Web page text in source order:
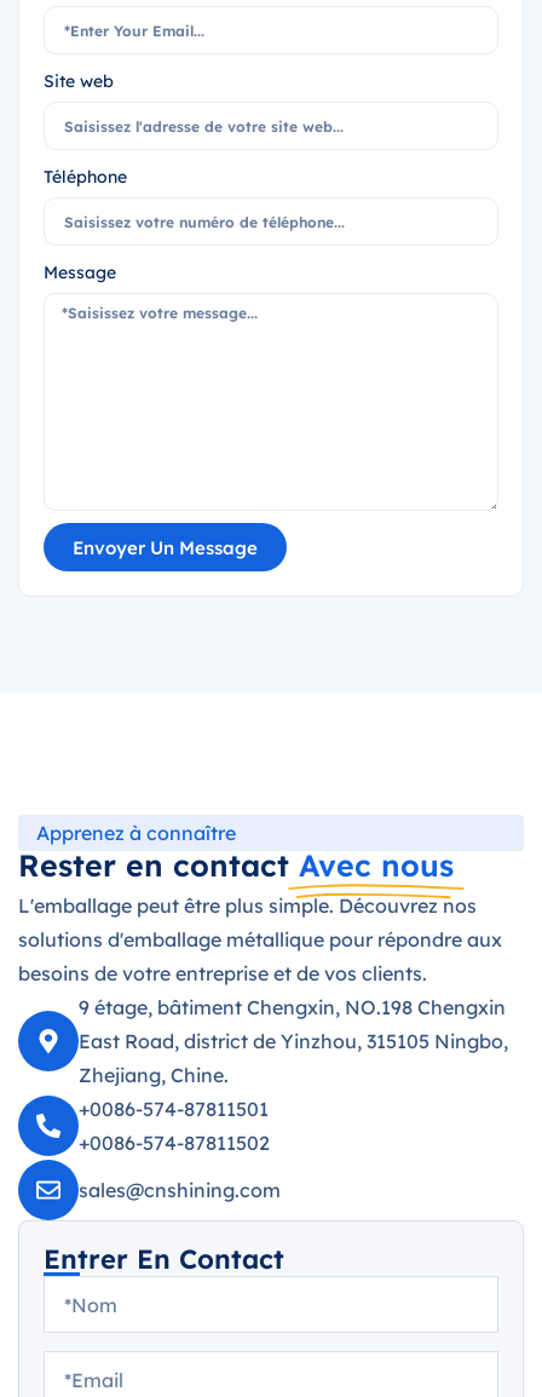
Site web
Téléphone
Message
Envoyer Un Message
Apprenez à connaître
Rester en contact Avec nous
L'emballage peut être plus simple. Découvrez nos
solutions d'emballage métallique pour répondre aux
besoins de votre entreprise et de vos clients.
9 étage, bâtiment Chengxin, NO.198 Chengxin
East Road, district de Yinzhou, 315105 Ningbo,
Zhejiang, Chine.
+0086-574-87811501
+0086-574-87811502
sales@cnshining.com
Entrer En Contact